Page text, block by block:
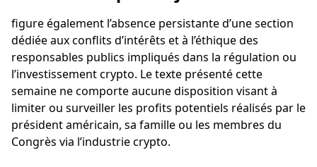
figure également l’absence persistante d’une section
dédiée aux conflits d’intérêts et à l’éthique des
responsables publics impliqués dans la régulation ou
l’investissement crypto. Le texte présenté cette
semaine ne comporte aucune disposition visant à
limiter ou surveiller les profits potentiels réalisés par le
président américain, sa famille ou les membres du
Congrès via l’industrie crypto.